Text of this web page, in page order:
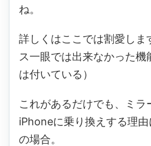
ね。
詳しくはここでは割愛しま
ス一眼では出来なかった機
は付いている）
これがあるだけでも、ミラ
iPhoneに乗り換えする理
の場合。